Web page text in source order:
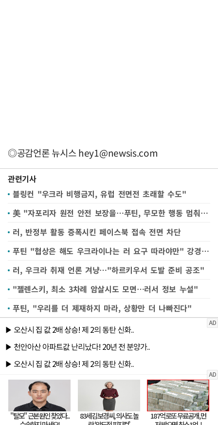
◎공감언론 뉴시스hey1@newsis.com
관련기사
블링컨 "우크라 비행금지, 유럽 전면전 초래할 수도"
美 "자포리자 원전 안전 보장을…푸틴, 무모한 행동 멈춰라"
러, 반정부 활동 증폭시킨 페이스북 접속 전면 차단
푸틴 "협상은 해도 우크라이나는 러 요구 따라야만" 강경 입장
러, 우크라 취재 언론 겨냥…"하르키우서 도발 준비 공조"
"젤렌스키, 최소 3차례 암살시도 모면…러서 정보 누설"
푸틴, "우리를 더 제재하지 마라, 상황만 더 나빠진다"